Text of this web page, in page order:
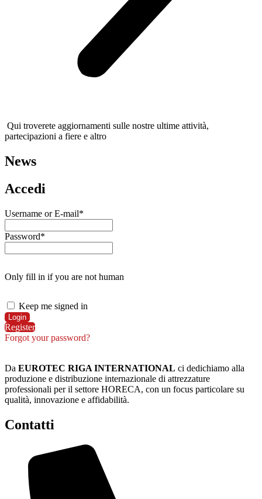
Qui troverete aggiornamenti sulle nostre ultime attività,
partecipazioni a fiere e altro
News
Accedi
Username or E-mail*
Password*
Only fill in if you are not human
Keep me signed in
Register
Forgot your password?
Da EUROTEC RIGA INTERNATIONAL ci dedichiamo alla
produzione e distribuzione internazionale di attrezzature
professionali per il settore HORECA, con un focus particolare su
qualità, innovazione e affidabilità.
Contatti